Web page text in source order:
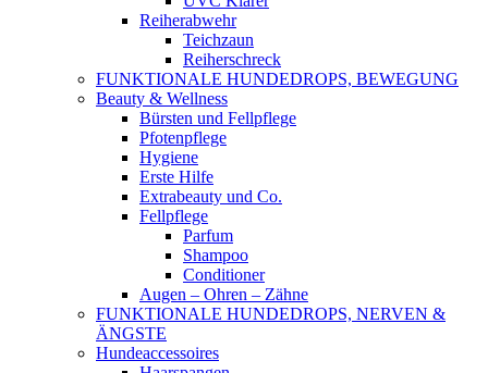
Reiherabwehr
Teichzaun
Reiherschreck
FUNKTIONALE HUNDEDROPS, BEWEGUNG
Beauty & Wellness
Bürsten und Fellpflege
Pfotenpflege
Hygiene
Erste Hilfe
Extrabeauty und Co.
Fellpflege
Parfum
Shampoo
Conditioner
Augen – Ohren – Zähne
FUNKTIONALE HUNDEDROPS, NERVEN &
ÄNGSTE
Hundeaccessoires